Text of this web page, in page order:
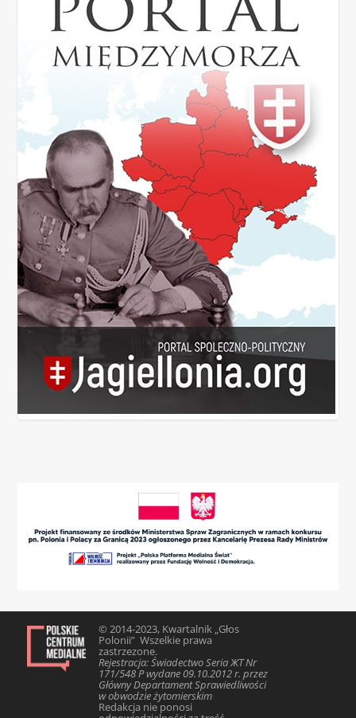
© 2014-2023, Kwartalnik „Głos
Polonii” Wszelkie prawa
zastrzezone.
Rejestracja: Świadectwo Seria ЖТ Nr
171/548 Р wydane 09.10.2012 r. przez
Główny Departament Sprawiedliwości
w obwodzie żytomierskim
Redakcja nie ponosi